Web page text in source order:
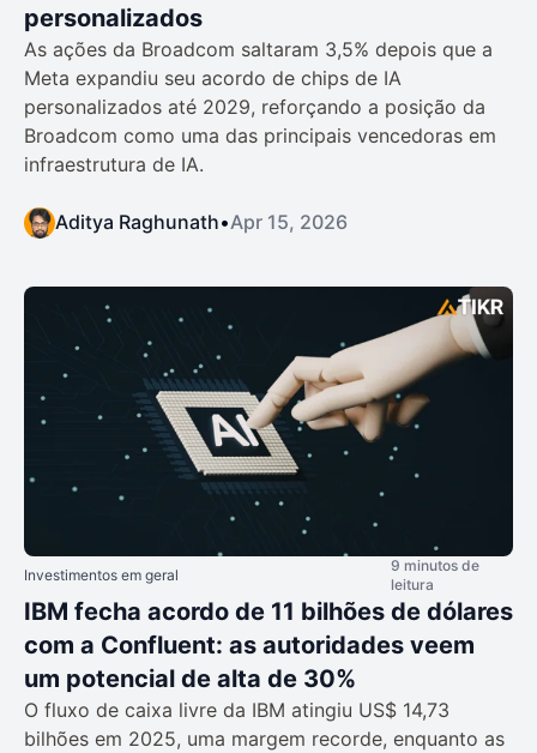
personalizados
As ações da Broadcom saltaram 3,5% depois que a
Meta expandiu seu acordo de chips de IA
personalizados até 2029, reforçando a posição da
Broadcom como uma das principais vencedoras em
infraestrutura de IA.
Aditya Raghunath•Apr 15, 2026
Investimentos em geral
9 minutos de
leitura
IBM fecha acordo de 11 bilhões de dólares
com a Confluent: as autoridades veem
um potencial de alta de 30%
O fluxo de caixa livre da IBM atingiu US$ 14,73
bilhões em 2025, uma margem recorde, enquanto as